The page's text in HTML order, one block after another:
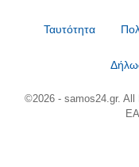
Ταυτότητα
©2026 - samos24.gr. All